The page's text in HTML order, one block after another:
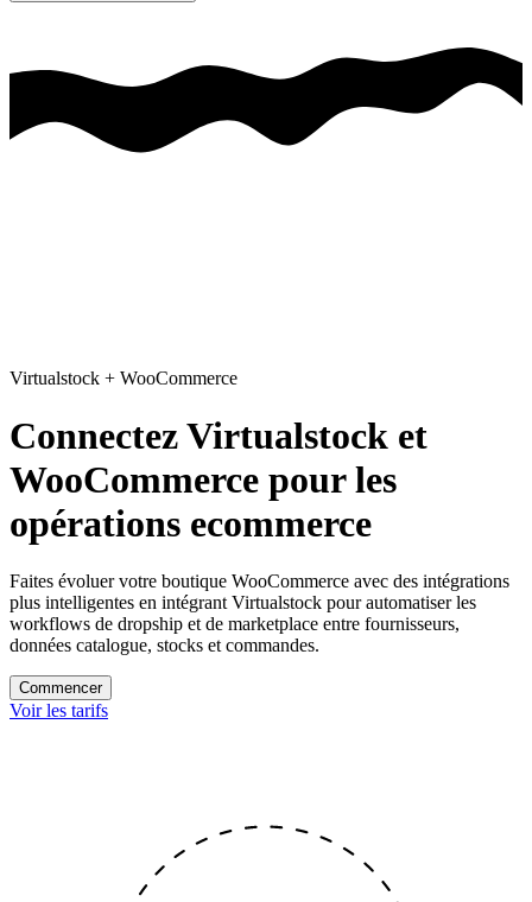
Virtualstock + WooCommerce
Connectez Virtualstock et
WooCommerce pour les
opérations ecommerce
Faites évoluer votre boutique WooCommerce avec des intégrations
plus intelligentes en intégrant Virtualstock pour automatiser les
workflows de dropship et de marketplace entre fournisseurs,
données catalogue, stocks et commandes.
Commencer
Voir les tarifs